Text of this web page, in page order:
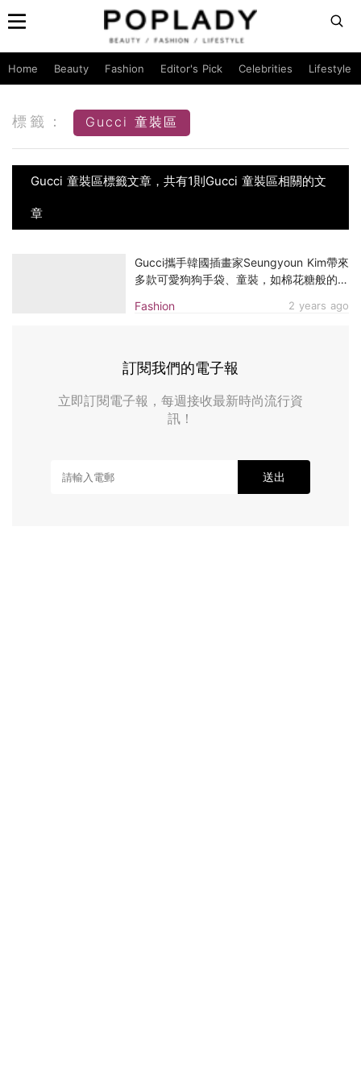
Home Beauty Fashion Editor's Pick Celebrities Lifestyle
標籤： Gucci 童裝區
Gucci 童裝區標籤文章，共有1則Gucci 童裝區相關的文
章
Fashion 2 years ago
Gucci攜手韓國插畫家Seungyoun Kim帶來
多款可愛狗狗手袋、童裝，如棉花糖般的狗
訂閱我們的電子報
立即訂閱電子報，每週接收最新時尚流行資
訊！
送出